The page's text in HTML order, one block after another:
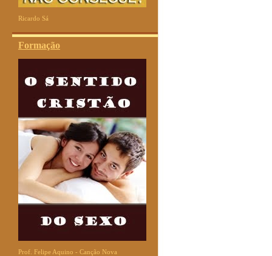
Ricardo Sá
Formação
Prof. Felipe Aquino - Canção Nova